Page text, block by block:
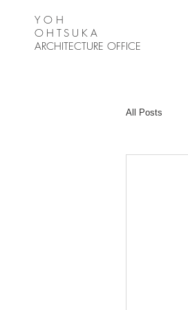
Y O H
OHTSUKA
ARCHITECTURE OFFICE
All Posts
月が丘